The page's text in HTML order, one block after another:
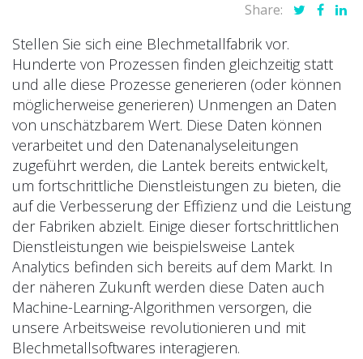
Share:
Stellen Sie sich eine Blechmetallfabrik vor.
Hunderte von Prozessen finden gleichzeitig statt
und alle diese Prozesse generieren (oder können
möglicherweise generieren) Unmengen an Daten
von unschätzbarem Wert. Diese Daten können
verarbeitet und den Datenanalyseleitungen
zugeführt werden, die Lantek bereits entwickelt,
um fortschrittliche Dienstleistungen zu bieten, die
auf die Verbesserung der Effizienz und die Leistung
der Fabriken abzielt. Einige dieser fortschrittlichen
Dienstleistungen wie beispielsweise Lantek
Analytics befinden sich bereits auf dem Markt. In
der näheren Zukunft werden diese Daten auch
Machine-Learning-Algorithmen versorgen, die
unsere Arbeitsweise revolutionieren und mit
Blechmetallsoftwares interagieren.